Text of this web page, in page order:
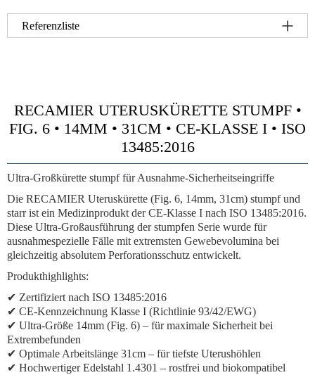
Referenzliste
RECAMIER UTERUSKÜRETTE STUMPF •
FIG. 6 • 14MM • 31CM • CE-KLASSE I • ISO
13485:2016
Ultra-Großkürette stumpf für Ausnahme-Sicherheitseingriffe
Die RECAMIER Uteruskürette (Fig. 6, 14mm, 31cm) stumpf und
starr ist ein Medizinprodukt der CE-Klasse I nach ISO 13485:2016.
Diese Ultra-Großausführung der stumpfen Serie wurde für
ausnahmespezielle Fälle mit extremsten Gewebevolumina bei
gleichzeitig absolutem Perforationsschutz entwickelt.
Produkthighlights:
✔ Zertifiziert nach ISO 13485:2016
✔ CE-Kennzeichnung Klasse I (Richtlinie 93/42/EWG)
✔ Ultra-Größe 14mm (Fig. 6) – für maximale Sicherheit bei
Extrembefunden
✔ Optimale Arbeitslänge 31cm – für tiefste Uterushöhlen
✔ Hochwertiger Edelstahl 1.4301 – rostfrei und biokompatibel